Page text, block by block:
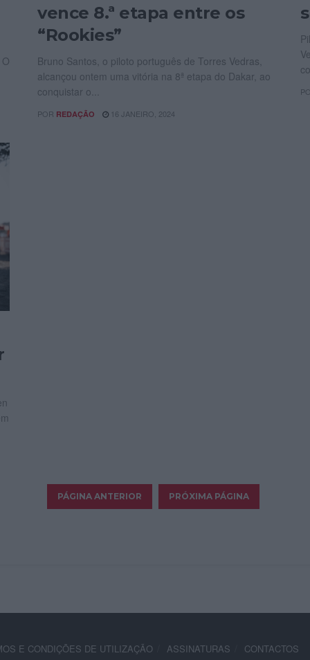
vence 8.ª etapa entre os
“Rookies”
Bruno Santos, o piloto português de Torres Vedras,
alcançou ontem uma vitória na 8ª etapa do Dakar, ao
conquistar o...
POR REDAÇÃO 16 JANEIRO, 2024
E CONDIÇÕES DE UTILIZAÇÃO ASSINATURAS CONTACTOS